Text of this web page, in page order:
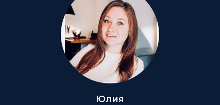
Юлия